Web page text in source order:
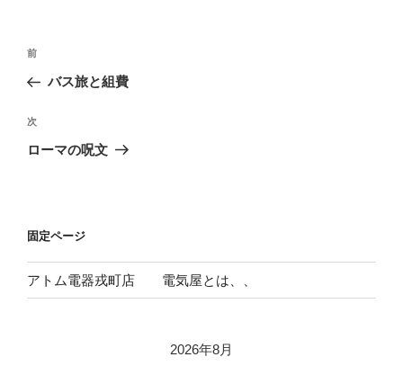
投
ナ
ビ
ゲ
ン
前
の
稿
前
バス旅と組費
次
の
次
ローマの呪文
固定ページ
アトム電器戎町店 電気屋とは、、
2026年8月